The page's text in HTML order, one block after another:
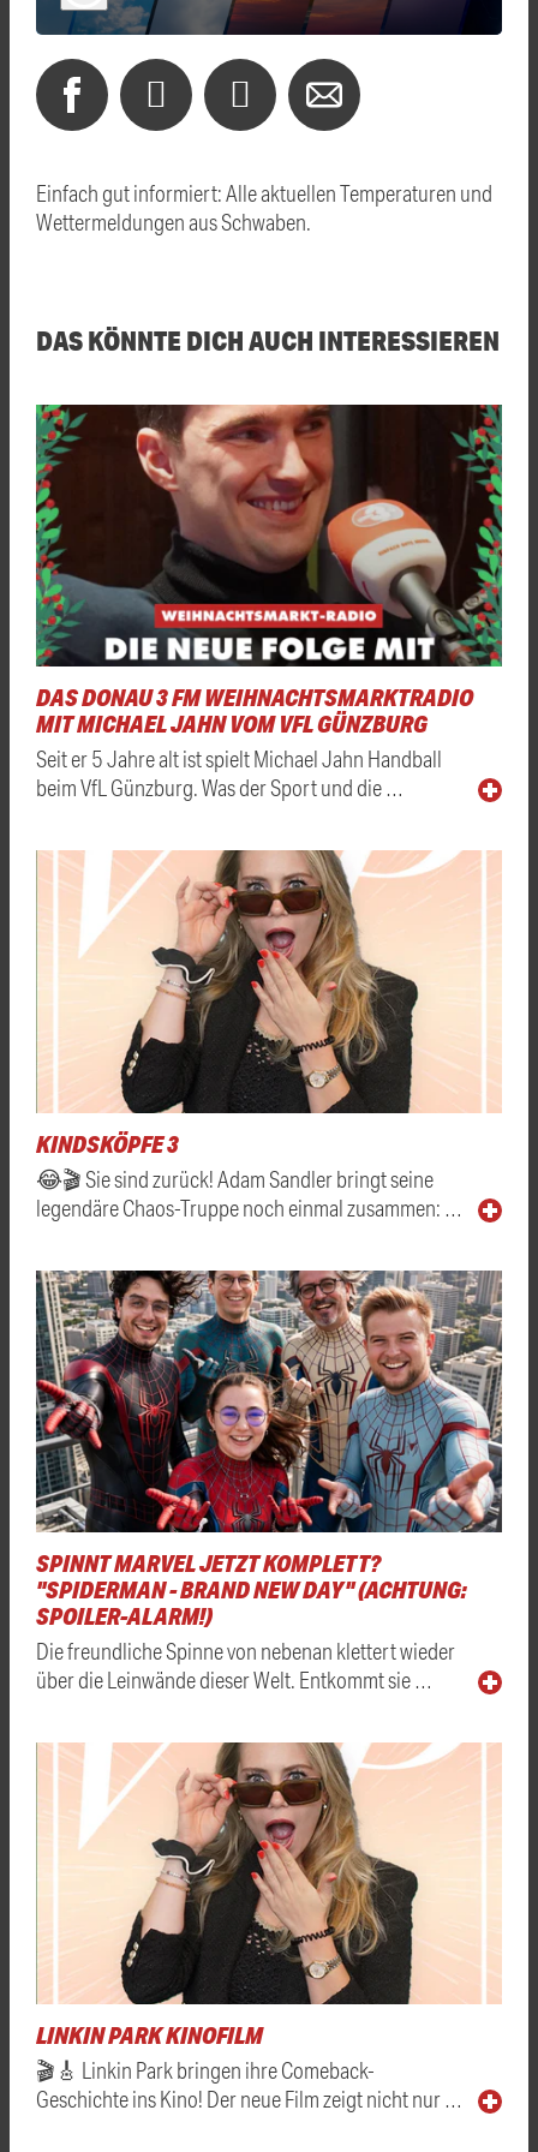
Einfach gut informiert: Alle aktuellen Temperaturen und
Wettermeldungen aus Schwaben.
DAS KÖNNTE DICH AUCH INTERESSIEREN
DAS DONAU 3 FM WEIHNACHTSMARKTRADIO
MIT MICHAEL JAHN VOM VFL GÜNZBURG
Seit er 5 Jahre alt ist spielt Michael Jahn Handball
beim VfL Günzburg. Was der Sport und die …
KINDSKÖPFE 3
😂🎬 Sie sind zurück! Adam Sandler bringt seine
legendäre Chaos-Truppe noch einmal zusammen: …
SPINNT MARVEL JETZT KOMPLETT?
"SPIDERMAN - BRAND NEW DAY" (ACHTUNG:
SPOILER-ALARM!)
Die freundliche Spinne von nebenan klettert wieder
über die Leinwände dieser Welt. Entkommt sie …
LINKIN PARK KINOFILM
🎬🎸 Linkin Park bringen ihre Comeback-
Geschichte ins Kino! Der neue Film zeigt nicht nur …